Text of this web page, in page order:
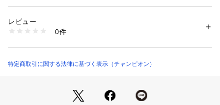
ステナブルなアメリカ綿を100％使用。本来は縦方向に使われ
る生地を横方向に使用する「REVERSE WEAVE」製法によっ
をシームレスにしているので、脱ぎ着がスムーズです。ウエス
刺繍入り。ネームタグは1970年代モデルの「青単タグ（青単
商品番号：
C8-C205 （ショップ）
レビュー
0件
特定商取引に関する法律に基づく表示（チャンピオン）